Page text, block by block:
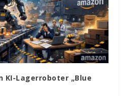
KI-Lagerroboter „Blue